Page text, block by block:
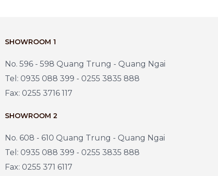
SHOWROOM 1
No. 596 - 598 Quang Trung - Quang Ngai
Tel: 0935 088 399 - 0255 3835 888
Fax: 0255 3716 117
SHOWROOM 2
No. 608 - 610 Quang Trung - Quang Ngai
Tel: 0935 088 399 - 0255 3835 888
Fax: 0255 371 6117